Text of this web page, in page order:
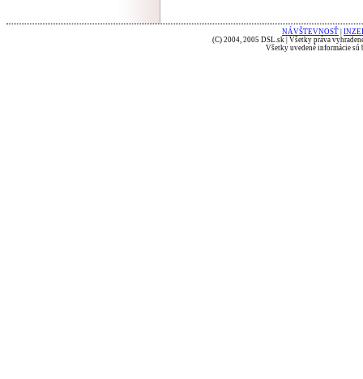
NÁVŠTEVNOSŤ
(C) 2004, 2005 DSL.sk | Všetky práva
Všetky uvedené informácie sú